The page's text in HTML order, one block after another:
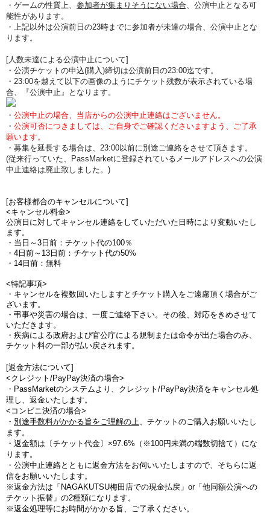
・ゲームの性質上、 参加者が集まりそうにない場合、公演中止となる可
能性があります。
・上記以外は公演前日の23時までに参加者が未達の場合、公演中止とな
ります。
[人数未達による公演中止について]
・公演チケットの申込(購入)締切は公演前日の23:00迄です。
・23:00を越えて以下の画像のようにチケット残数が表示されている場
合、『公演中止』となります。
・ 公演中止の場合、当店からの公演中止連絡はございません。
・ 公演可否につきましては、ご自身でご確認くださいますよう、ご了承
願います。
・募集を延長する場合は、23:00以前に別途ご連絡をさせて頂きます。
(従来行っていた、PassMarketに登録されているメールアドレスへの公演
中止連絡は廃止致しました。)
[お客様都合のキャンセルについて]
<キャンセル料金>
公演日に対してキャンセル連絡をしていただいた日時により変動いたし
ます。
・当日～3日前：チケット代の100％
・4日前～13日前：チケット代の50%
・14日前：無料
<特記事項>
・キャンセルを複数回いたしますとチケット購入をご遠慮頂く場合がご
ざいます。
・弔事や災害の場合は、一度ご連絡下さい。その後、対応をきめさせて
いただきます。
・疾病による政府および官公庁による規制または命令が出た場合のみ、
チケット料の一部が払い戻されます。
[返金方法について]
<クレジット/PayPay決済の場合>
・PassMarketのシステムより、クレジット/PayPay決済をキャンセル処
理し、返金いたします。
<コンビニ決済の場合>
・ 別途手数料がかかる旨をご理解の上、チケットのご購入お願いいたし
ます。
・ 返金額は〔チケット代金〕×97.6%（※100円未満の端数切捨て ）にな
ります。
・公演中止連絡とともに返金方法をお伺いいたしますので、そちらに返
信をお願いいたします。
※返金方法は「NAGAKUTSU梅田店での現金払戻」or「他同額公演への
チケット振替」の2種類になります。
※返金処理等にお時間がかかる旨、ご了承ください。